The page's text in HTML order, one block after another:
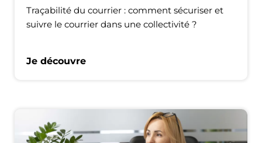
Traçabilité du courrier : comment sécuriser et
suivre le courrier dans une collectivité ?
Je découvre